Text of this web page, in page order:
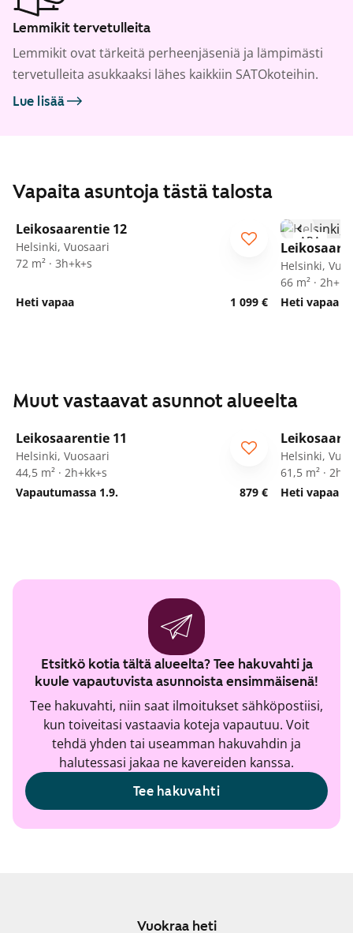
Lemmikit tervetulleita
Lemmikit ovat tärkeitä perheenjäseniä ja lämpimästi
tervetulleita asukkaaksi lähes kaikkiin SATOkoteihin.
Lue lisää
Vapaita asuntoja tästä talosta
/23
ARA
Leikosaarentie 12
Helsinki, Vuosaari
72 m² · 3h+k+s
Heti vapaa 1 099 €
ARA
Helsinki,
66 m² ·
Heti vapaa
Muut vastaavat asunnot alueelta
Leikosaarentie 11
Helsinki, Vuosaari
44,5 m² · 2h+kk+s
Vapautumassa 1.9.
879 €
ARA
Helsinki,
61,5 m² ·
Heti vapaa
Etsitkö kotia tältä alueelta? Tee hakuvahti ja
kuule vapautuvista asunnoista ensimmäisenä!
Tee hakuvahti, niin saat ilmoitukset sähköpostiisi,
kun toiveitasi vastaavia koteja vapautuu. Voit
tehdä yhden tai useamman hakuvahdin ja
halutessasi jakaa ne kavereiden kanssa.
Tee hakuvahti
Vuokraa heti